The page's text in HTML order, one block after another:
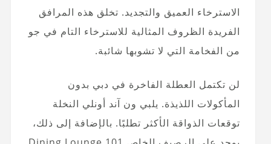
الاسترخاء العميق والتجديد. تخلق هذه المرافق
الفريدة الظروف المثالية للاسترخاء التام في جو
من الفخامة التي لا تشوبها شائبة.
لن تكتمل العطلة الفاخرة في دبي بدون
المأكولات اللذيذة. يلبي ون آند أونلي النخلة
توقعات الذواقة الأكثر تطلبًا. بالإضافة إلى ذلك،